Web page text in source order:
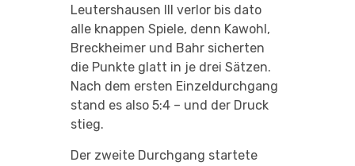
Leutershausen III verlor bis dato
alle knappen Spiele, denn Kawohl,
Breckheimer und Bahr sicherten
die Punkte glatt in je drei Sätzen.
Nach dem ersten Einzeldurchgang
stand es also 5:4 – und der Druck
stieg.
Der zweite Durchgang startete